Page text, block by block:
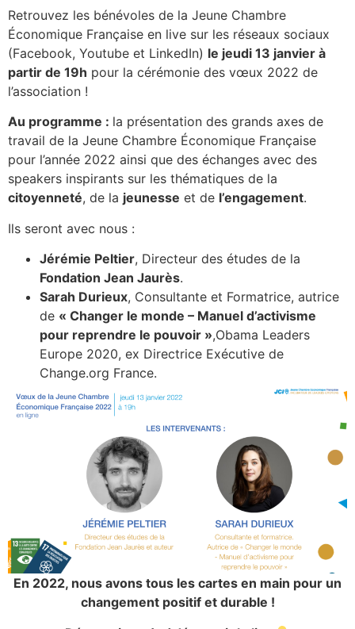
Retrouvez les bénévoles de la Jeune Chambre
Économique Française en live sur les réseaux sociaux
(Facebook, Youtube et LinkedIn) le jeudi 13 janvier à
partir de 19h pour la cérémonie des vœux 2022 de
l’association !
Au programme : la présentation des grands axes de
travail de la Jeune Chambre Économique Française
pour l’année 2022 ainsi que des échanges avec des
speakers inspirants sur les thématiques de la
citoyenneté, de la jeunesse et de l’engagement.
Ils seront avec nous :
Jérémie Peltier, Directeur des études de la
Fondation Jean Jaurès.
Sarah Durieux, Consultante et Formatrice, autrice
de « Changer le monde – Manuel d’activisme
pour reprendre le pouvoir »,Obama Leaders
Europe 2020, ex Directrice Exécutive de
Change.org France.
En 2022, nous avons tous les cartes en main pour un
changement positif et durable !